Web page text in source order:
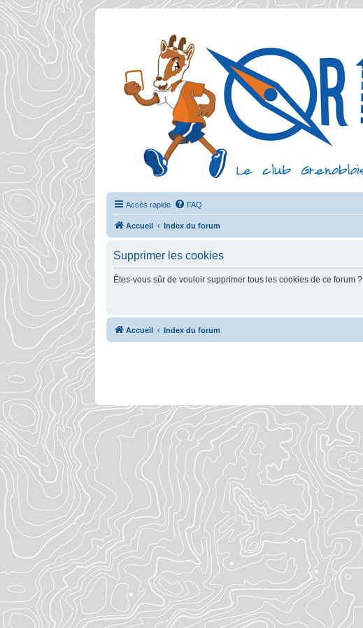
Accès rapide FAQ
Accueil Index du forum
Supprimer les cookies
Êtes-vous sûr de vouloir supprimer tous les cookies de ce forum ?
Accueil Index du forum